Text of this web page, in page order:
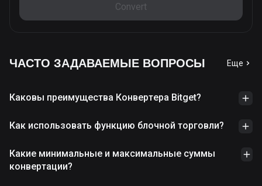
Convert
ЧАСТО ЗАДАВАЕМЫЕ ВОПРОСЫ Еще
Каковы преимущества Конвертера Bitget?
Как использовать функцию блочной торговли?
Какие минимальные и максимальные суммы
конвертации?